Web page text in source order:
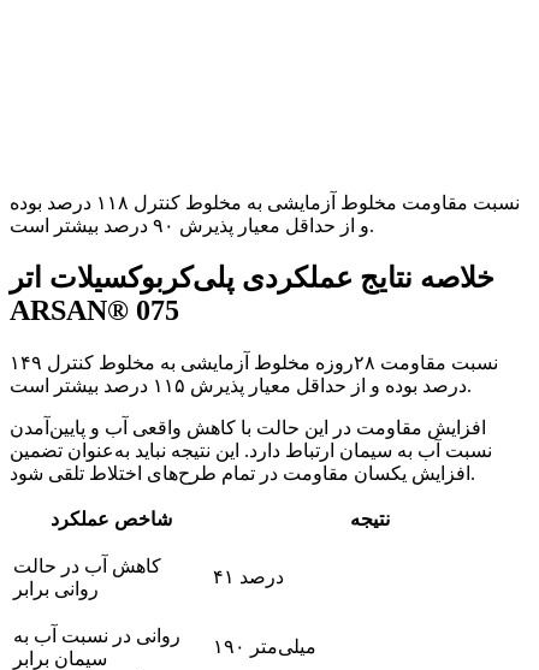
نسبت مقاومت مخلوط آزمایشی به مخلوط کنترل ۱۱۸ درصد بوده
و از حداقل معیار پذیرش ۹۰ درصد بیشتر است.
خلاصه نتایج عملکردی پلی‌کربوکسیلات اتر
ARSAN® 075
نسبت مقاومت ۲۸روزه مخلوط آزمایشی به مخلوط کنترل ۱۴۹
درصد بوده و از حداقل معیار پذیرش ۱۱۵ درصد بیشتر است.
افزایش مقاومت در این حالت با کاهش واقعی آب و پایین‌آمدن
نسبت آب به سیمان ارتباط دارد. این نتیجه نباید به‌عنوان تضمین
افزایش یکسان مقاومت در تمام طرح‌های اختلاط تلقی شود.
شاخص عملکرد نتیجه
کاهش آب در حالت
روانی برابر
۴۱ درصد
روانی در نسبت آب به
سیمان برابر
۱۹۰ میلی‌متر